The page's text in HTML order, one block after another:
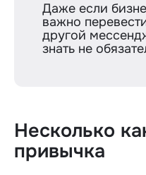
Даже если
важно
другой
знать не
Несколько
привычка